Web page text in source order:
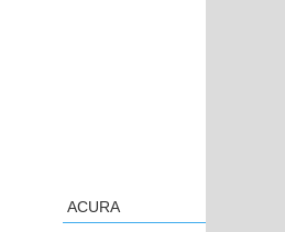
ACURA